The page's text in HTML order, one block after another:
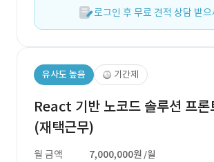
로그인 후 무료 견적 상담 받으
유사도 높음 기간제
React 기반 노코드 솔루션 프론
(재택근무)
월 금액 7,000,000원 /월